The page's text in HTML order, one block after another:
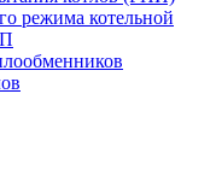
режима котельной